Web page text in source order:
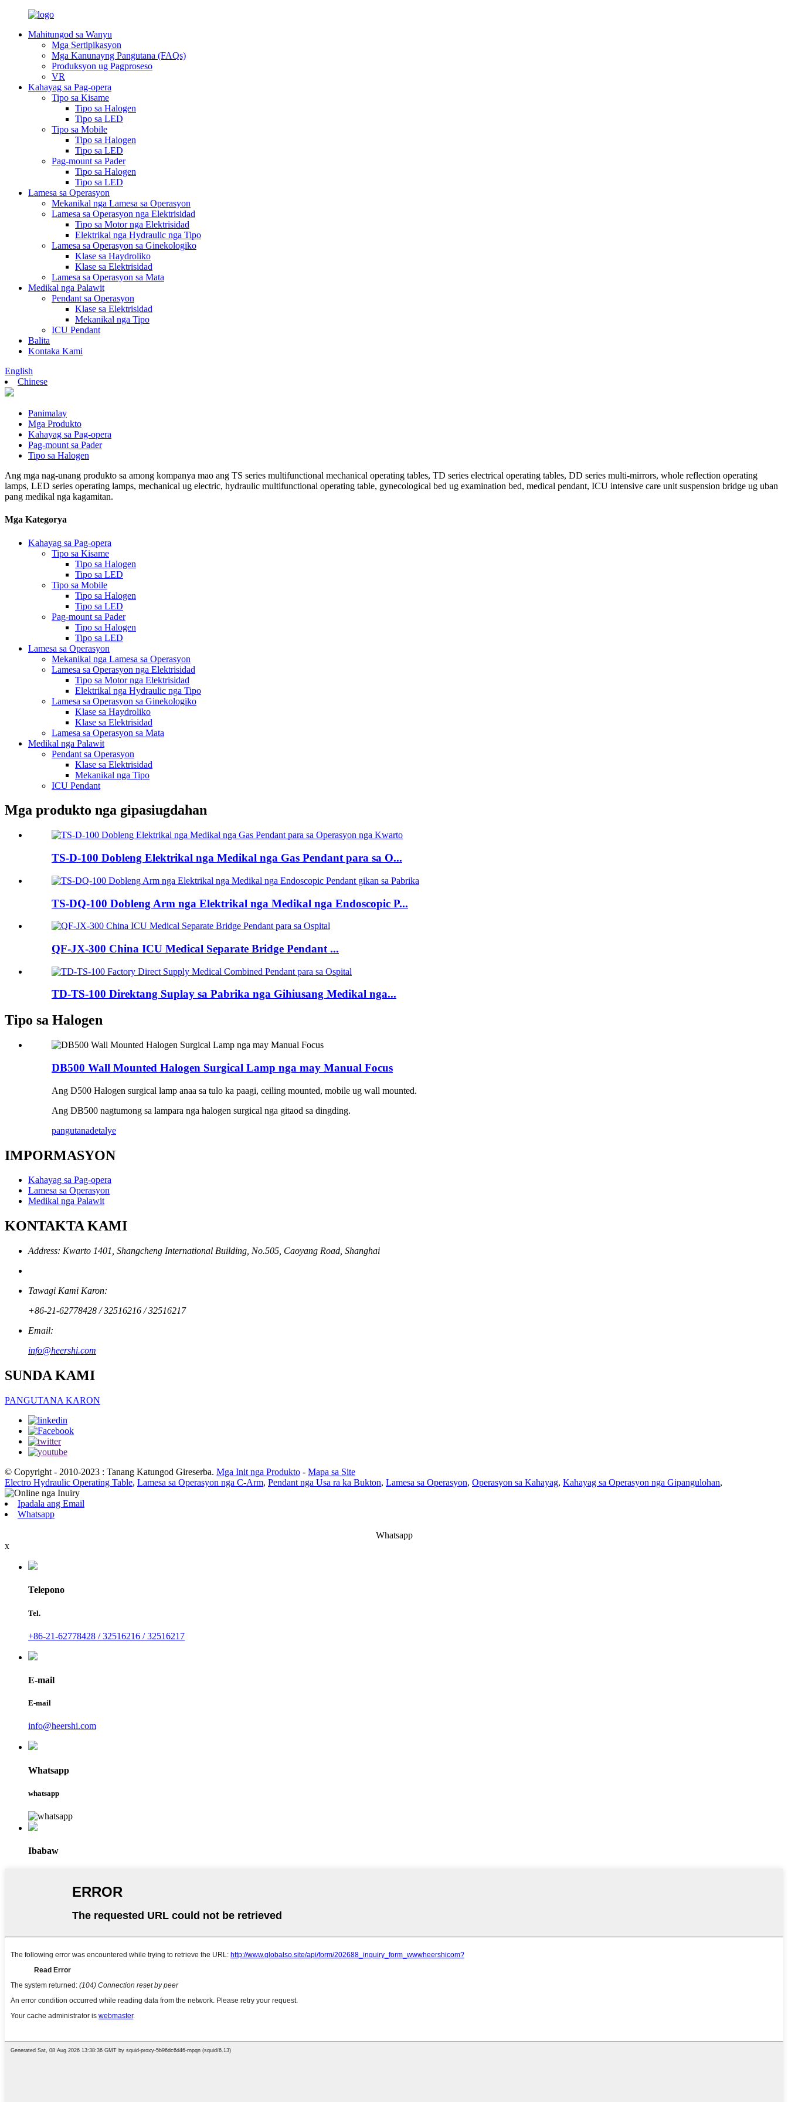
Mahitungod sa Wanyu
Mga Sertipikasyon
Mga Kanunayng Pangutana (FAQs)
Produksyon ug Pagproseso
VR
Kahayag sa Pag-opera
Tipo sa Kisame
Tipo sa Halogen
Tipo sa LED
Tipo sa Mobile
Tipo sa Halogen
Tipo sa LED
Pag-mount sa Pader
Tipo sa Halogen
Tipo sa LED
Lamesa sa Operasyon
Mekanikal nga Lamesa sa Operasyon
Lamesa sa Operasyon nga Elektrisidad
Tipo sa Motor nga Elektrisidad
Elektrikal nga Hydraulic nga Tipo
Lamesa sa Operasyon sa Ginekologiko
Klase sa Haydroliko
Klase sa Elektrisidad
Lamesa sa Operasyon sa Mata
Medikal nga Palawit
Pendant sa Operasyon
Klase sa Elektrisidad
Mekanikal nga Tipo
ICU Pendant
Balita
Kontaka Kami
English
Chinese
Panimalay
Mga Produkto
Kahayag sa Pag-opera
Pag-mount sa Pader
Tipo sa Halogen
Ang mga nag-unang produkto sa among kompanya mao ang TS series multifunctional mechanical operating tables, TD series electrical operating tables, DD series multi-mirrors, whole reflection operating
lamps, LED series operating lamps, mechanical ug electric, hydraulic multifunctional operating table, gynecological bed ug examination bed, medical pendant, ICU intensive care unit suspension bridge ug uban
pang medikal nga kagamitan.
Mga Kategorya
Kahayag sa Pag-opera
Tipo sa Kisame
Tipo sa Halogen
Tipo sa LED
Tipo sa Mobile
Tipo sa Halogen
Tipo sa LED
Pag-mount sa Pader
Tipo sa Halogen
Tipo sa LED
Lamesa sa Operasyon
Mekanikal nga Lamesa sa Operasyon
Lamesa sa Operasyon nga Elektrisidad
Tipo sa Motor nga Elektrisidad
Elektrikal nga Hydraulic nga Tipo
Lamesa sa Operasyon sa Ginekologiko
Klase sa Haydroliko
Klase sa Elektrisidad
Lamesa sa Operasyon sa Mata
Medikal nga Palawit
Pendant sa Operasyon
Klase sa Elektrisidad
Mekanikal nga Tipo
ICU Pendant
Mga produkto nga gipasiugdahan
TS-D-100 Dobleng Elektrikal nga Medikal nga Gas Pendant para sa O...
TS-DQ-100 Dobleng Arm nga Elektrikal nga Medikal nga Endoscopic P...
QF-JX-300 China ICU Medical Separate Bridge Pendant ...
TD-TS-100 Direktang Suplay sa Pabrika nga Gihiusang Medikal nga...
Tipo sa Halogen
DB500 Wall Mounted Halogen Surgical Lamp nga may Manual Focus
Ang D500 Halogen surgical lamp anaa sa tulo ka paagi, ceiling mounted, mobile ug wall mounted.
Ang DB500 nagtumong sa lampara nga halogen surgical nga gitaod sa dingding.
pangutanadetalye
IMPORMASYON
Kahayag sa Pag-opera
Lamesa sa Operasyon
Medikal nga Palawit
KONTAKTA KAMI
Address: Kwarto 1401, Shangcheng International Building, No.505, Caoyang Road, Shanghai
Tawagi Kami Karon:
+86-21-62778428 / 32516216 / 32516217
Email:
info@heershi.com
SUNDA KAMI
PANGUTANA KARON
© Copyright - 2010-2023 : Tanang Katungod Gireserba. Mga Init nga Produkto - Mapa sa Site
Electro Hydraulic Operating Table, Lamesa sa Operasyon nga C-Arm, Pendant nga Usa ra ka Bukton, Lamesa sa Operasyon, Operasyon sa Kahayag, Kahayag sa Operasyon nga Gipangulohan,
Ipadala ang Email
Whatsapp
Whatsapp
x
Telepono
Tel.
+86-21-62778428 / 32516216 / 32516217
E-mail
E-mail
info@heershi.com
Whatsapp
whatsapp
Ibabaw